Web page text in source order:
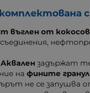
въглен от
задържат
нафините
не се запушва